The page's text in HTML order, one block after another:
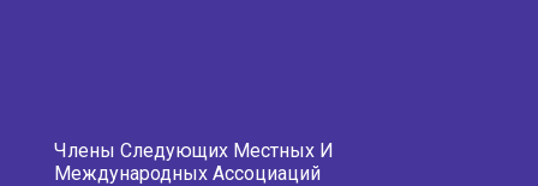
Члены Следующих Местных И
Международных Ассоциаций